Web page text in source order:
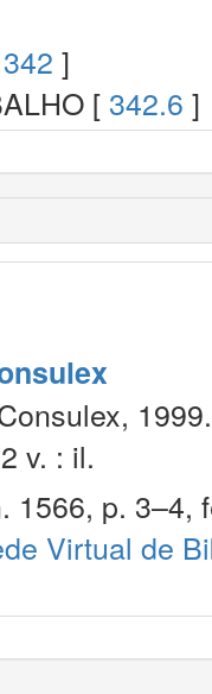
342 ]
[ 342.6 ]
1999.
v. : il.
1566, p. 3–4,
Virtual de